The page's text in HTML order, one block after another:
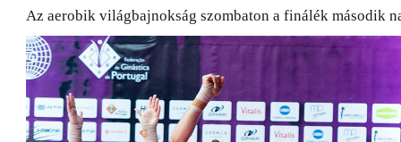
Az aerobik világbajnokság szombaton a finálék második